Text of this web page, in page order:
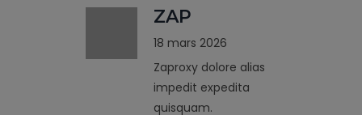
ZAP
18 mars 2026
Zaproxy dolore alias
impedit expedita
quisquam.